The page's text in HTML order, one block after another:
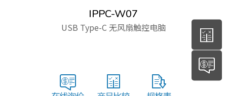
IPPC-W07
USB Type-C 无风扇触控电脑